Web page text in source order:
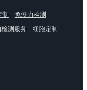
制
免疫力检测
检测服务 细胞定制